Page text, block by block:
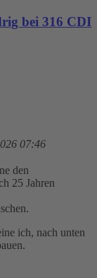
bei 316 CDI
07:46
den
25 Jahren
ich, nach unten